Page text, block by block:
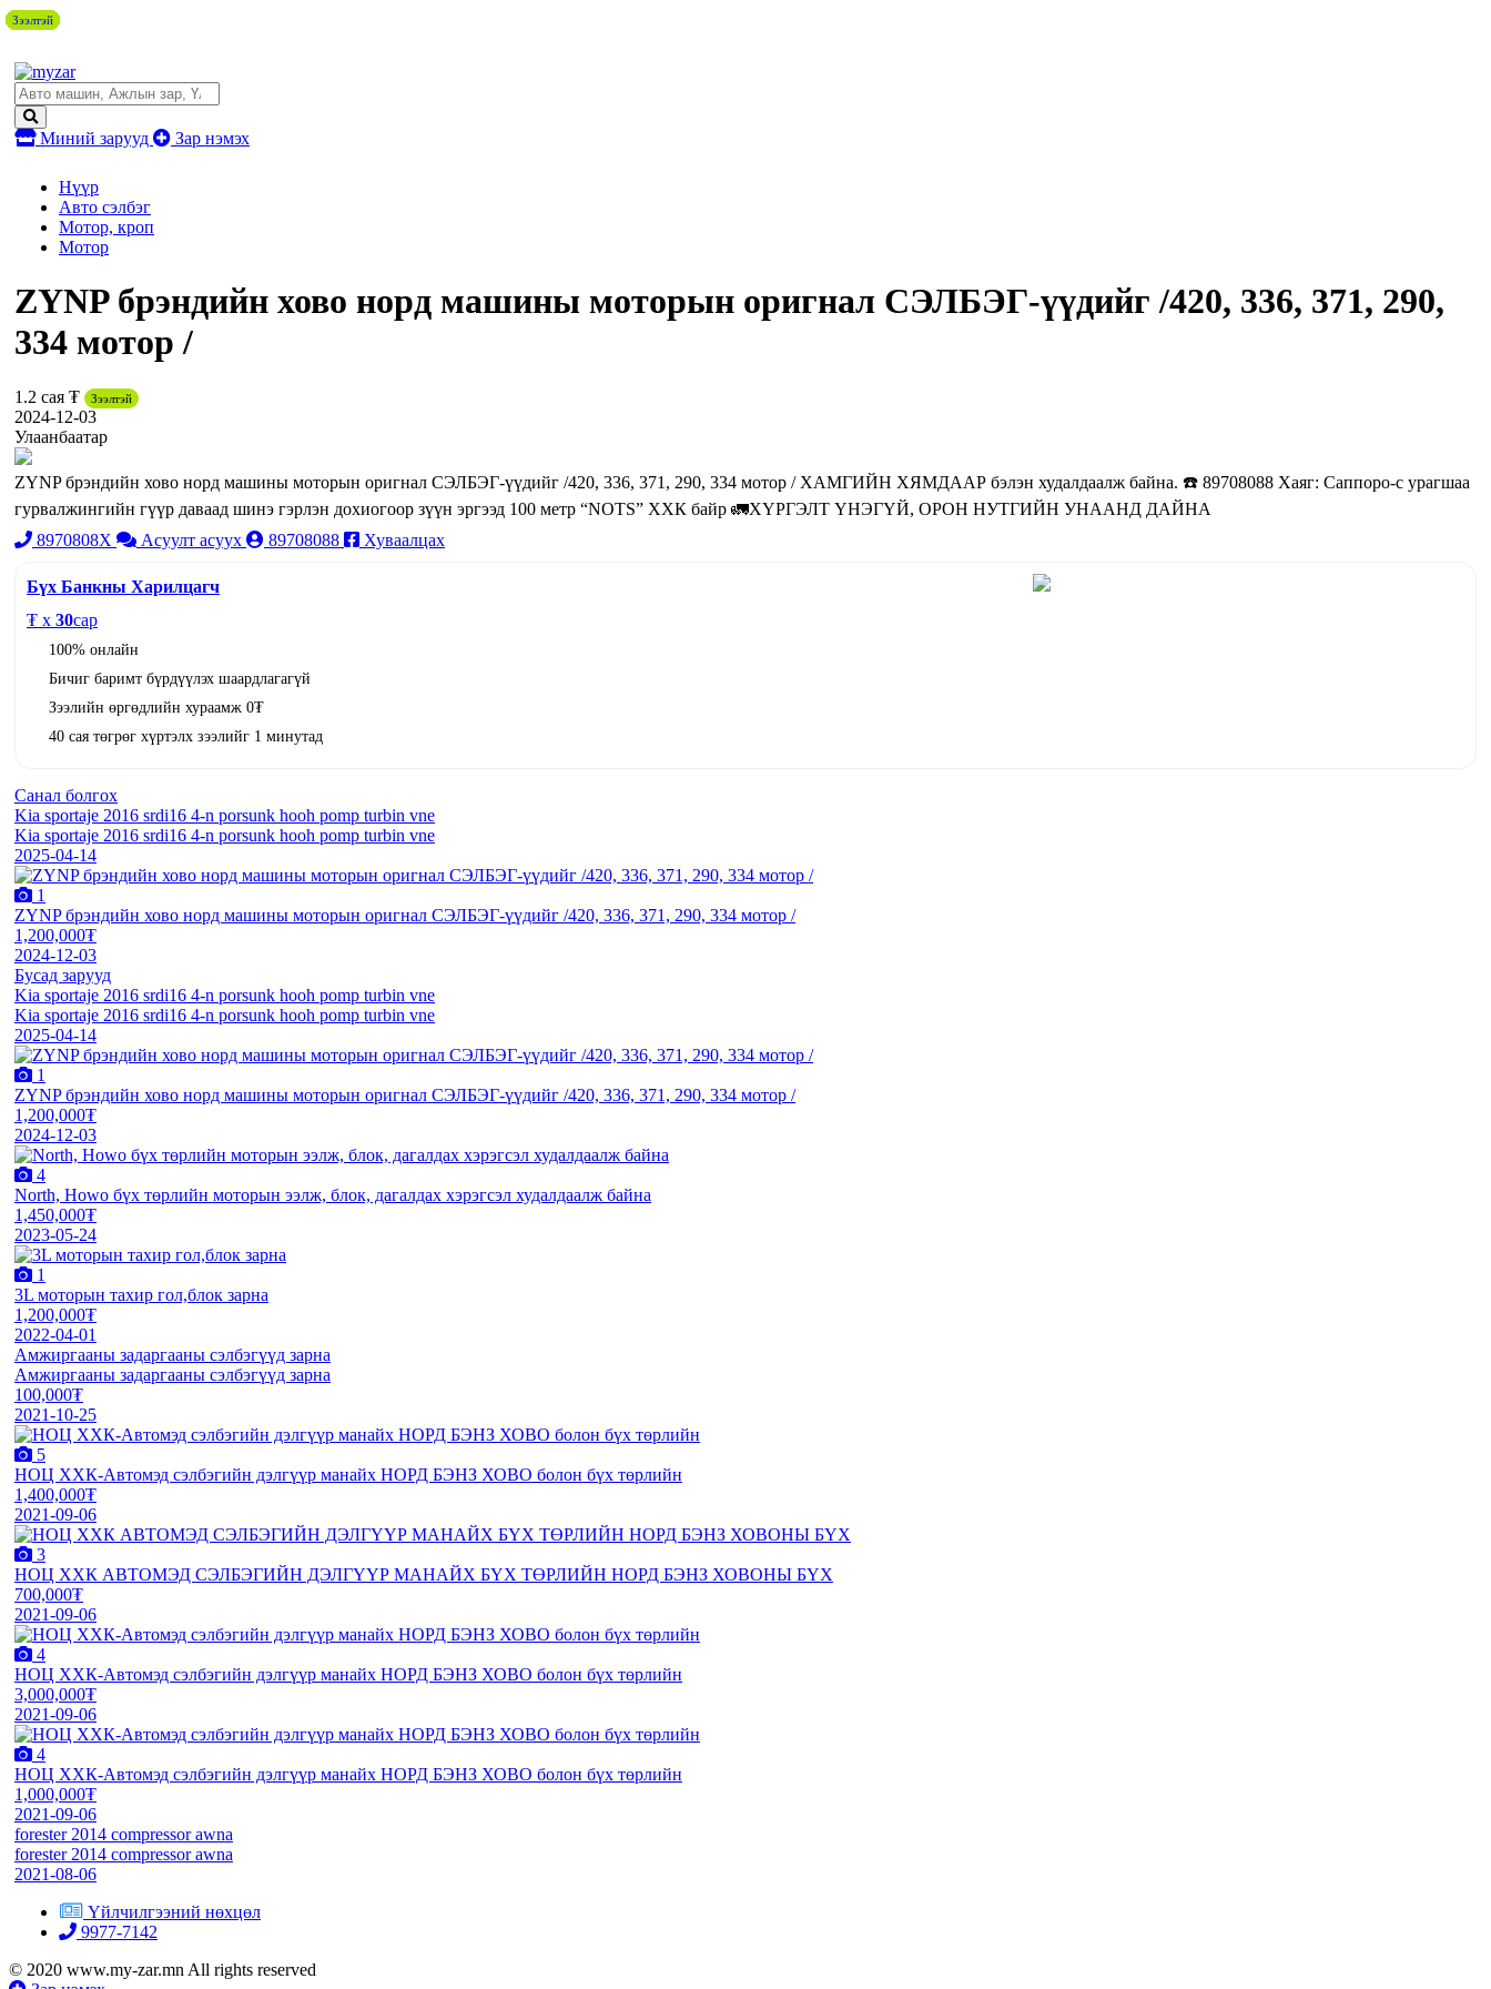
Миний зарууд Зар нэмэх
Нүүр
Авто сэлбэг
Мотор, кроп
Мотор
ZYNP брэндийн хово норд машины моторын оригнал СЭЛБЭГ-үүдийг /420, 336, 371, 290,
334 мотор /
1.2 сая ₮ Зээлтэй
2024-12-03
Улаанбаатар
ZYNP брэндийн хово норд машины моторын оригнал СЭЛБЭГ-үүдийг /420, 336, 371, 290, 334 мотор / ХАМГИЙН ХЯМДААР бэлэн худалдаалж байна. ☎️ 89708088 Хаяг: Саппоро-с урагшаа
гурвалжингийн гүүр даваад шинэ гэрлэн дохиогоор зүүн эргээд 100 метр “NOTS” ХХК байр 🚛ХҮРГЭЛТ ҮНЭГҮЙ, ОРОН НУТГИЙН УНААНД ДАЙНА
8970808X
Асуулт асуух 89708088 Хуваалцах
Бүх Банкны Харилцагч
₮ x 30сар
100% онлайн
Бичиг баримт бүрдүүлэх шаардлагагүй
Зээлийн өргөдлийн хураамж 0₮
40 сая төгрөг хүртэлх зээлийг 1 минутад
Санал болгох
Kia sportaje 2016 srdi16 4-n porsunk hooh pomp turbin vne
Kia sportaje 2016 srdi16 4-n porsunk hooh pomp turbin vne
2025-04-14
Зээлтэй
1
ZYNP брэндийн хово норд машины моторын оригнал СЭЛБЭГ-үүдийг /420, 336, 371, 290, 334 мотор /
1,200,000₮
2024-12-03
Бусад зарууд
Kia sportaje 2016 srdi16 4-n porsunk hooh pomp turbin vne
Kia sportaje 2016 srdi16 4-n porsunk hooh pomp turbin vne
2025-04-14
Зээлтэй
1
ZYNP брэндийн хово норд машины моторын оригнал СЭЛБЭГ-үүдийг /420, 336, 371, 290, 334 мотор /
1,200,000₮
2024-12-03
Зээлтэй
4
North, Howo бүх төрлийн моторын ээлж, блок, дагалдах хэрэгсэл худалдаалж байна
1,450,000₮
2023-05-24
Зээлтэй
1
3L моторын тахир гол,блок зарна
1,200,000₮
2022-04-01
Амжиргааны задаргааны сэлбэгүүд зарна
Амжиргааны задаргааны сэлбэгүүд зарна
100,000₮
2021-10-25
Зээлтэй
5
НОЦ ХХК-Автомэд сэлбэгийн дэлгүүр манайх НОРД БЭНЗ ХОВО болон бүх төрлийн
1,400,000₮
2021-09-06
3
НОЦ ХХК АВТОМЭД СЭЛБЭГИЙН ДЭЛГҮҮР МАНАЙХ БҮХ ТӨРЛИЙН НОРД БЭНЗ ХОВОНЫ БҮХ
700,000₮
2021-09-06
Зээлтэй
4
НОЦ ХХК-Автомэд сэлбэгийн дэлгүүр манайх НОРД БЭНЗ ХОВО болон бүх төрлийн
3,000,000₮
2021-09-06
Зээлтэй
4
НОЦ ХХК-Автомэд сэлбэгийн дэлгүүр манайх НОРД БЭНЗ ХОВО болон бүх төрлийн
1,000,000₮
2021-09-06
forester 2014 compressor awna
forester 2014 compressor awna
2021-08-06
Үйлчилгээний нөхцөл
9977-7142
© 2020 www.my-zar.mn All rights reserved